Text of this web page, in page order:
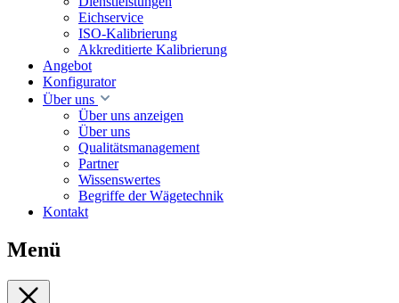
Eichservice
ISO-Kalibrierung
Akkreditierte Kalibrierung
Angebot
Konfigurator
Über uns
Über uns anzeigen
Über uns
Qualitätsmanagement
Partner
Wissenswertes
Begriffe der Wägetechnik
Kontakt
Menü